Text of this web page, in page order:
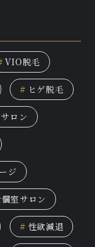
VIO脱毛
# ヒゲ脱毛
ロン
ジ
室サロン
# 性欲減退